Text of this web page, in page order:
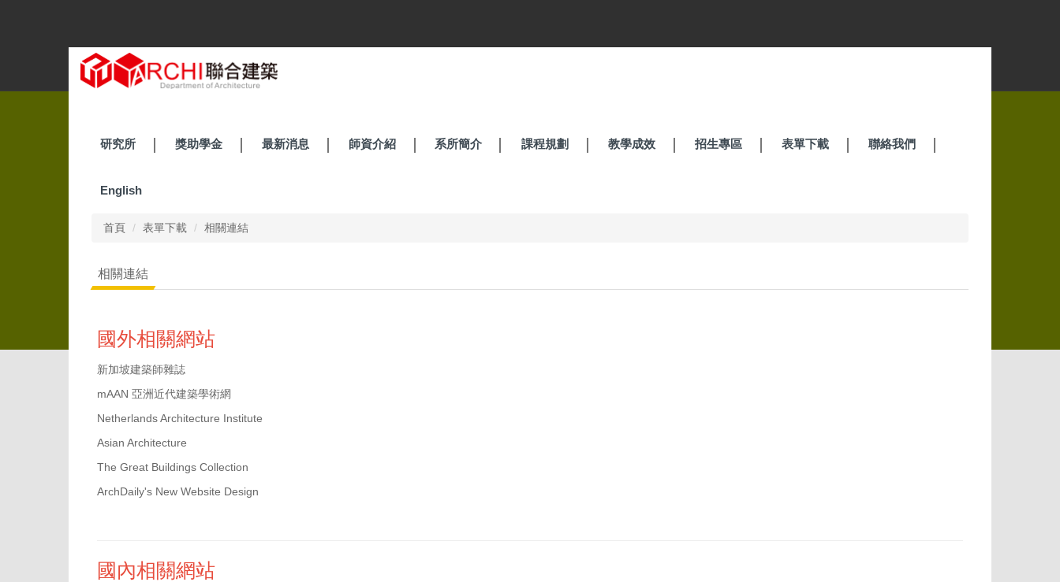
容
研究所 獎助學金 最新消息 師資介紹 系所簡介 課程規劃 教學成效 招生專區 表單下載 聯絡我們
English
首頁 表單下載 相關連結
相關連結
國外相關網站
新加坡建築師雜誌
mAAN 亞洲近代建築學術網
Netherlands Architecture Institute
Asian Architecture
The Great Buildings Collection
ArchDaily's New Website Design
國內相關網站